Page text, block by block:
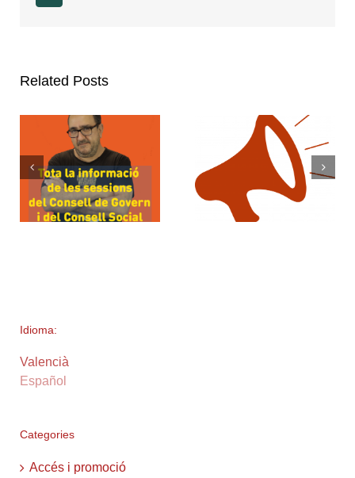
Related Posts
Idioma:
Valencià
Español
Categories
Accés i promoció